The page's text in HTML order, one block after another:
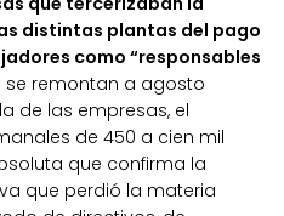
distintas plantas del pago
como “responsables
se remontan a agosto
de las empresas, el
de 450 a cien mil
que confirma la
que perdió la materia